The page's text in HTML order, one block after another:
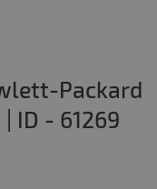
Packard
ID - 61269